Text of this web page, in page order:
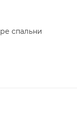
спальни